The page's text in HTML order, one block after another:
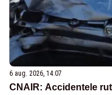
6 aug. 2026, 14:07
CNAIR: Accidentele